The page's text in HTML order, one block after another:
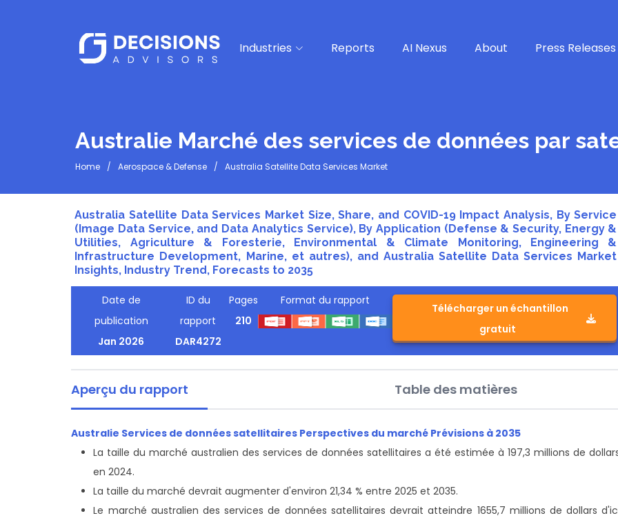
Industries Reports AI Nexus About Press Releases
Australie Marché des services de données par
Home Aerospace & Defense Australia Satellite Data Services Market
Australia Satellite Data Services Market Size, Share, and COVID-19 Impact Analysis, By Service
(Image Data Service, and Data Analytics Service), By Application (Defense & Security, Energy &
Utilities, Agriculture & Foresterie, Environmental & Climate Monitoring, Engineering &
Infrastructure Development, Marine, et autres), and Australia Satellite Data Services Market
Insights, Industry Trend, Forecasts to 2035
Date de
publication
Jan 2026
ID du
rapport
DAR4272
Pages
210
Format du rapport
Télécharger un échantillon
gratuit
Aperçu du rapport Table des matières
Australie Services de données satellitaires Perspectives du marché Prévisions à 2035
La taille du marché australien des services de données satellitaires a été estimée à 197,3 millions de
en 2024.
La taille du marché devrait augmenter d'environ 21,34 % entre 2025 et 2035.
Le marché australien des services de données satellitaires devrait atteindre 1655,7 millions de dollars